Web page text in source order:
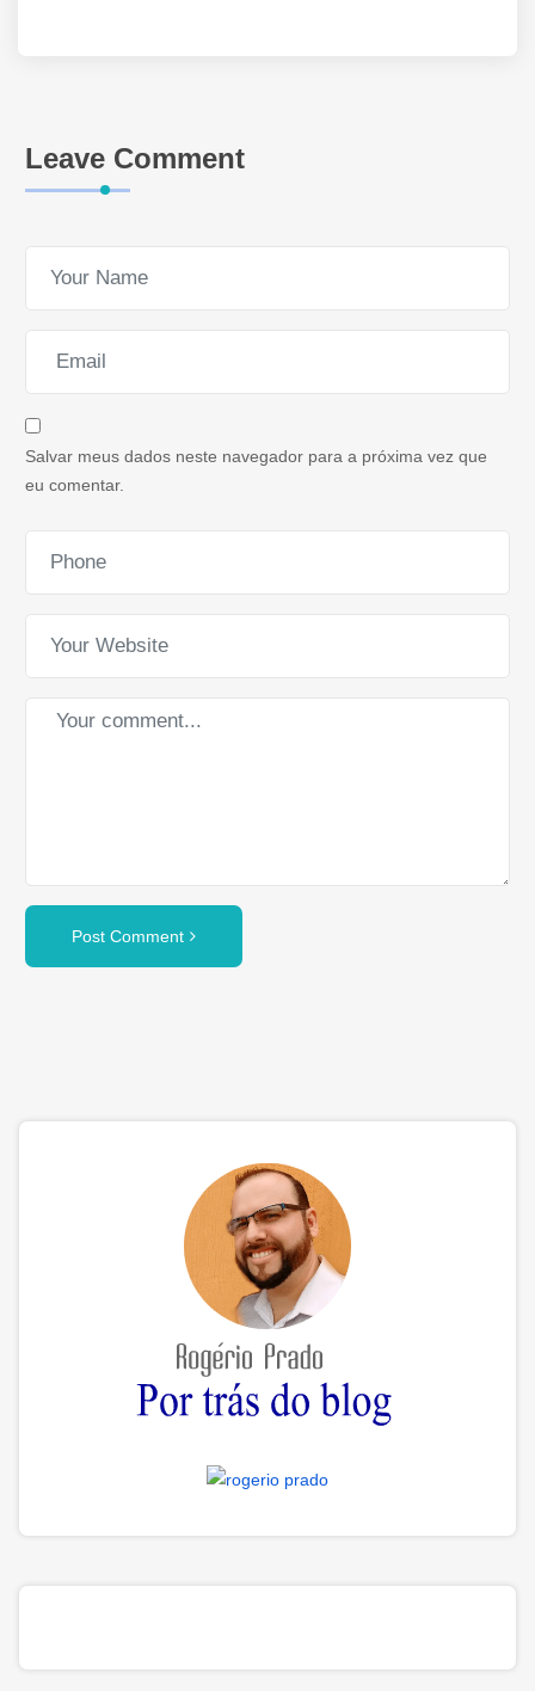
Leave Comment
Salvar meus dados neste navegador para a próxima vez que
eu comentar.
Post Comment